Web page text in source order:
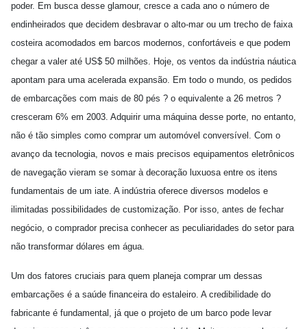
poder. Em busca desse glamour, cresce a cada ano o número de
endinheirados que decidem desbravar o alto-mar ou um trecho de faixa
costeira acomodados em barcos modernos, confortáveis e que podem
chegar a valer até US$ 50 milhões. Hoje, os ventos da indústria náutica
apontam para uma acelerada expansão. Em todo o mundo, os pedidos
de embarcações com mais de 80 pés ? o equivalente a 26 metros ?
cresceram 6% em 2003. Adquirir uma máquina desse porte, no entanto,
não é tão simples como comprar um automóvel conversível. Com o
avanço da tecnologia, novos e mais precisos equipamentos eletrônicos
de navegação vieram se somar à decoração luxuosa entre os itens
fundamentais de um iate. A indústria oferece diversos modelos e
ilimitadas possibilidades de customização. Por isso, antes de fechar
negócio, o comprador precisa conhecer as peculiaridades do setor para
não transformar dólares em água.
Um dos fatores cruciais para quem planeja comprar um dessas
embarcações é a saúde financeira do estaleiro. A credibilidade do
fabricante é fundamental, já que o projeto de um barco pode levar